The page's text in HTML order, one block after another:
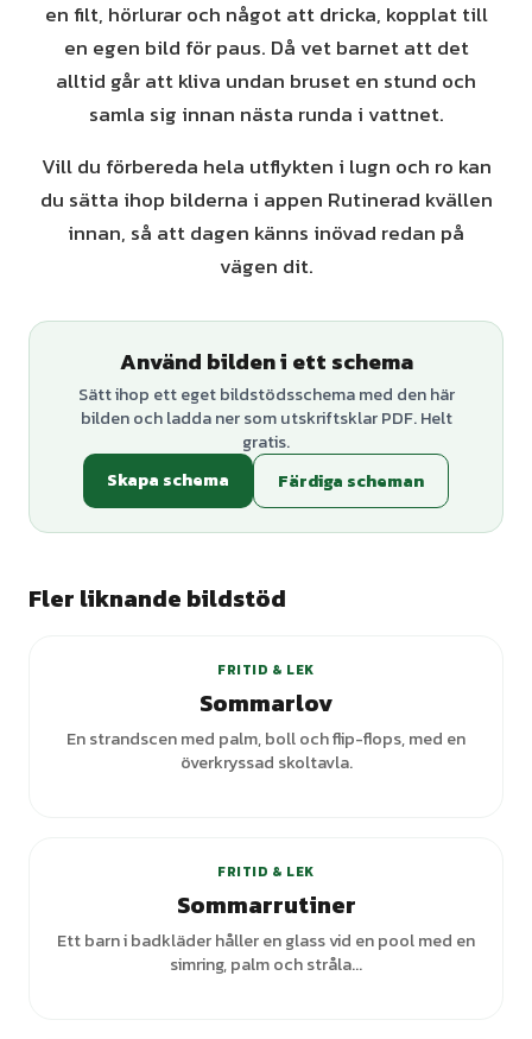
en filt, hörlurar och något att dricka, kopplat till
en egen bild för paus. Då vet barnet att det
alltid går att kliva undan bruset en stund och
samla sig innan nästa runda i vattnet.
Vill du förbereda hela utflykten i lugn och ro kan
du sätta ihop bilderna i appen Rutinerad kvällen
innan, så att dagen känns inövad redan på
vägen dit.
Använd bilden i ett schema
Sätt ihop ett eget bildstödsschema med den här
bilden och ladda ner som utskriftsklar PDF. Helt
gratis.
Skapa schema
Färdiga scheman
Fler liknande bildstöd
FRITID & LEK
Sommarlov
En strandscen med palm, boll och flip-flops, med en
överkryssad skoltavla.
FRITID & LEK
Sommarrutiner
Ett barn i badkläder håller en glass vid en pool med en
simring, palm och stråla...